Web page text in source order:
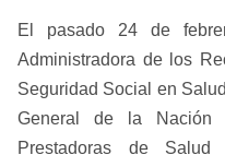
El pasado 24 de
Administradora de los
Seguridad Social en
General de la Nación
Prestadoras de